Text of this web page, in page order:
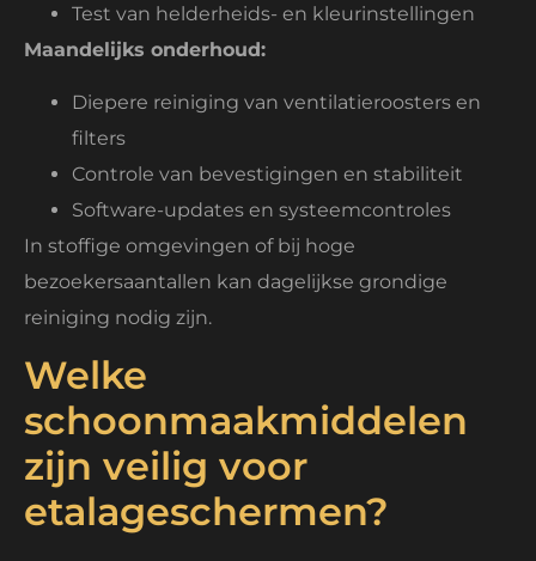
Test van helderheids- en kleurinstellingen
Maandelijks onderhoud:
Diepere reiniging van ventilatieroosters en
filters
Controle van bevestigingen en stabiliteit
Software-updates en systeemcontroles
In stoffige omgevingen of bij hoge
bezoekersaantallen kan dagelijkse grondige
reiniging nodig zijn.
Welke
schoonmaakmiddelen
zijn veilig voor
etalageschermen?